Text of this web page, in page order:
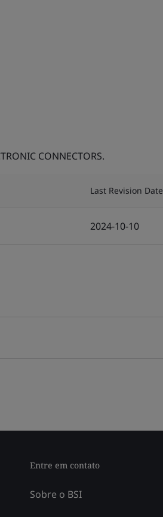
CONNECTORS.
Last Revision Date
2024-10-10
Entre em contato
Sobre o BSI